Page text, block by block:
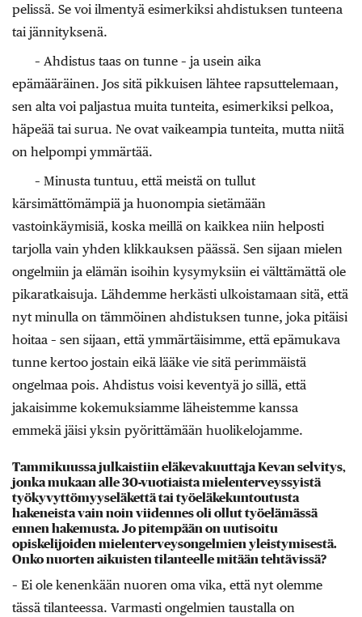
pelissä. Se voi ilmentyä esimerkiksi ahdistuksen tunteena
tai jännityksenä.
– Ahdistus taas on tunne – ja usein aika
epämääräinen. Jos sitä pikkuisen lähtee rapsuttelemaan,
sen alta voi paljastua muita tunteita, esimerkiksi pelkoa,
häpeää tai surua. Ne ovat vaikeampia tunteita, mutta niitä
on helpompi ymmärtää.
– Minusta tuntuu, että meistä on tullut
kärsimättömämpiä ja huonompia sietämään
vastoinkäymisiä, koska meillä on kaikkea niin helposti
tarjolla vain yhden klikkauksen päässä. Sen sijaan mielen
ongelmiin ja elämän isoihin kysymyksiin ei välttämättä ole
pikaratkaisuja. Lähdemme herkästi ulkoistamaan sitä, että
nyt minulla on tämmöinen ahdistuksen tunne, joka pitäisi
hoitaa – sen sijaan, että ymmärtäisimme, että epämukava
tunne kertoo jostain eikä lääke vie sitä perimmäistä
ongelmaa pois. Ahdistus voisi keventyä jo sillä, että
jakaisimme kokemuksiamme läheistemme kanssa
emmekä jäisi yksin pyörittämään huolikelojamme.
Tammikuussa julkaistiin eläkevakuuttaja Kevan selvitys,
jonka mukaan alle 30-vuotiaista mielenterveyssyistä
työkyvyttömyyseläkettä tai työeläkekuntoutusta
hakeneista vain noin viidennes oli ollut työelämässä
ennen hakemusta. Jo pitempään on uutisoitu
opiskelijoiden mielenterveysongelmien yleistymisestä.
Onko nuorten aikuisten tilanteelle mitään tehtävissä?
– Ei ole kenenkään nuoren oma vika, että nyt olemme
tässä tilanteessa. Varmasti ongelmien taustalla on